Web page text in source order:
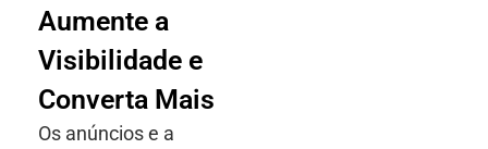
Aumente a
Visibilidade e
Converta Mais
Os anúncios e a